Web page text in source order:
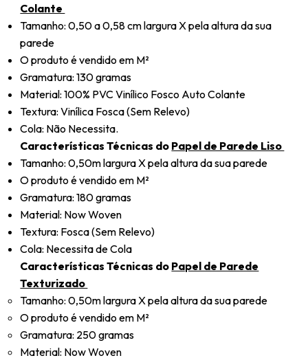
Colante
Tamanho: 0,50 a 0,58 cm largura X pela altura da sua
parede
O produto é vendido em M²
Gramatura: 130 gramas
Material: 100% PVC Vinílico Fosco Auto Colante
Textura: Vinílica Fosca (Sem Relevo)
Cola: Não Necessita.
Características Técnicas do Papel de Parede Liso
Tamanho: 0,50m largura X pela altura da sua parede
O produto é vendido em M²
Gramatura: 180 gramas
Material: Now Woven
Textura: Fosca (Sem Relevo)
Cola: Necessita de Cola
Características Técnicas do Papel de Parede
Texturizado
Tamanho: 0,50m largura X pela altura da sua parede
O produto é vendido em M²
Gramatura: 250 gramas
Material: Now Woven